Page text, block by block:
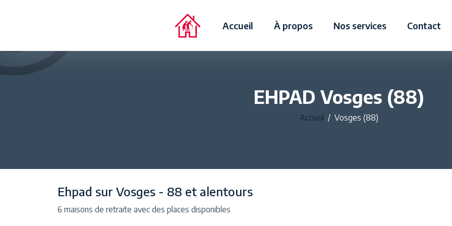
Accueil À propos Nos services Contact
EHPAD Vosges (88)
Accueil Vosges (88)
Ehpad sur Vosges - 88 et alentours
6 maisons de retraite avec des places disponibles